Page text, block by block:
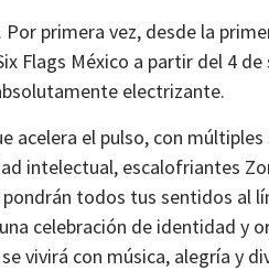
primera vez, desde la
Flags México a partir del 4
electrizante.
acelera el pulso, con
intelectual, escalofriantes
todos tus sentidos al
celebración de identidad y
vivirá con música, alegría y